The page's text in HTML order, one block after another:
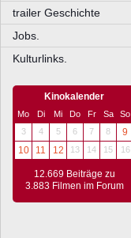
trailer Geschichte
Jobs.
Kulturlinks.
Kinokalender
Mo Di Mi Do Fr Sa
So
3
4 5 6 7 8
9
10
11 12 13 14 15 16
12.669 Beiträge zu
3.883 Filmen im Forum